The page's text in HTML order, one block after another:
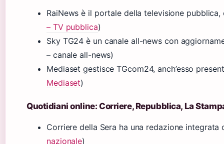
RaiNews è il portale della televisione
– TV pubblica)
Sky TG24 è un canale all-news con
– canale all-news)
Mediaset gestisce TGcom24, anch’esso
Mediaset)
Quotidiani online: Corriere, Repubblica, La
Corriere della Sera ha una redazione integrata
nazionale)